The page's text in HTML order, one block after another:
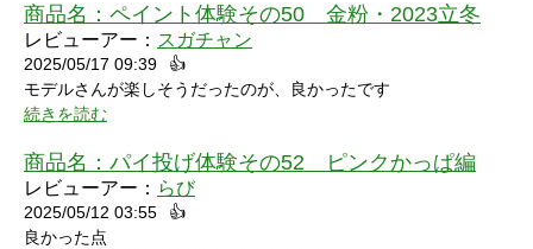
商品名： ペイント体験その50 金粉・2023立冬
レビューアー： スガチャン
2025/05/17 09:39
👍
モデルさんが楽しそうだったのが、良かったです
続きを読む
商品名： パイ投げ体験その52 ピンクかっぱ編
レビューアー： らび
2025/05/12 03:55
👍
良かった点